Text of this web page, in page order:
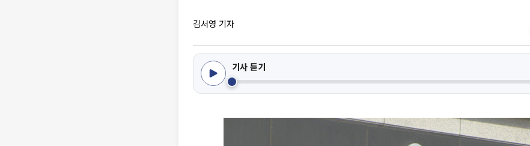
김서영 기자
기사 듣기